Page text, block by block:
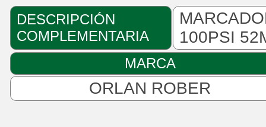
DESCRIPCIÓN
COMPLEMENTARIA
100PSI
MARCA
ORLAN ROBER